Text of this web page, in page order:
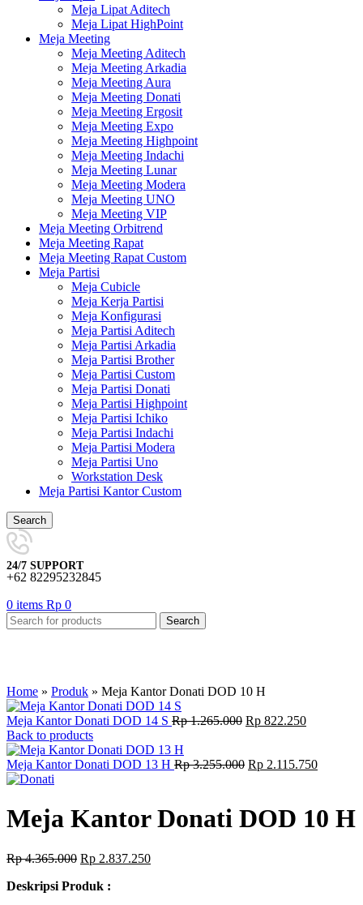
Meja Lipat Aditech
Meja Lipat HighPoint
Meja Meeting
Meja Meeting Aditech
Meja Meeting Arkadia
Meja Meeting Aura
Meja Meeting Donati
Meja Meeting Ergosit
Meja Meeting Expo
Meja Meeting Highpoint
Meja Meeting Indachi
Meja Meeting Lunar
Meja Meeting Modera
Meja Meeting UNO
Meja Meeting VIP
Meja Meeting Orbitrend
Meja Meeting Rapat
Meja Meeting Rapat Custom
Meja Partisi
Meja Cubicle
Meja Kerja Partisi
Meja Konfigurasi
Meja Partisi Aditech
Meja Partisi Arkadia
Meja Partisi Brother
Meja Partisi Custom
Meja Partisi Donati
Meja Partisi Highpoint
Meja Partisi Ichiko
Meja Partisi Indachi
Meja Partisi Modera
Meja Partisi Uno
Workstation Desk
Meja Partisi Kantor Custom
Search
24/7 SUPPORT
+62 82295232845
0 items Rp 0
Search
Home » Produk » Meja Kantor Donati DOD 10 H
Meja Kantor Donati DOD 14 S Rp1.265.000 Original
Rp 1.265.000.
Rp 822.250Current
Rp
Back to products
Meja Kantor Donati DOD 13 H Rp3.255.000 Original
Rp 3.255.000.
Rp 2.115.750Current
Rp
Meja Kantor Donati DOD 10 H
Rp4.365.000 Original
was:
Rp 2.837.250Current
Deskripsi Produk :